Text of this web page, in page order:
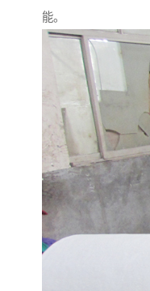
能。